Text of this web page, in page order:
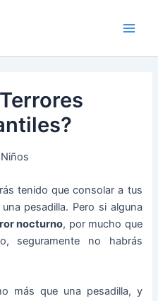
tenido que consolar a tus
pesadilla. Pero si alguna
nocturno, por mucho que
seguramente no habrás
más que una pesadilla, y